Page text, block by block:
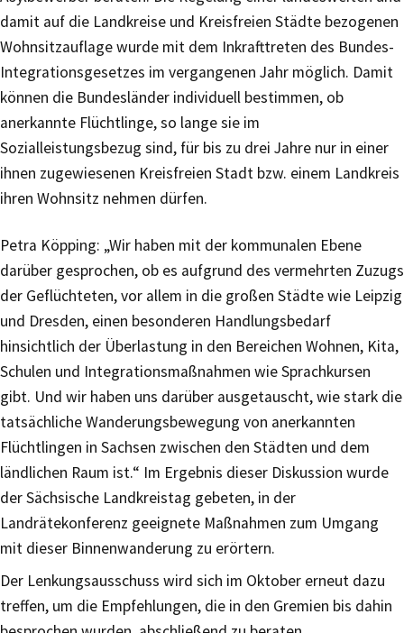
damit auf die Landkreise und Kreisfreien Städte bezogenen
Wohnsitzauflage wurde mit dem Inkrafttreten des Bundes-
Integrationsgesetzes im vergangenen Jahr möglich. Damit
können die Bundesländer individuell bestimmen, ob
anerkannte Flüchtlinge, so lange sie im
Sozialleistungsbezug sind, für bis zu drei Jahre nur in einer
ihnen zugewiesenen Kreisfreien Stadt bzw. einem Landkreis
ihren Wohnsitz nehmen dürfen.
Petra Köpping: „Wir haben mit der kommunalen Ebene
darüber gesprochen, ob es aufgrund des vermehrten Zuzugs
der Geflüchteten, vor allem in die großen Städte wie Leipzig
und Dresden, einen besonderen Handlungsbedarf
hinsichtlich der Überlastung in den Bereichen Wohnen, Kita,
Schulen und Integrationsmaßnahmen wie Sprachkursen
gibt. Und wir haben uns darüber ausgetauscht, wie stark die
tatsächliche Wanderungsbewegung von anerkannten
Flüchtlingen in Sachsen zwischen den Städten und dem
ländlichen Raum ist.“ Im Ergebnis dieser Diskussion wurde
der Sächsische Landkreistag gebeten, in der
Landrätekonferenz geeignete Maßnahmen zum Umgang
mit dieser Binnenwanderung zu erörtern.
Der Lenkungsausschuss wird sich im Oktober erneut dazu
treffen, um die Empfehlungen, die in den Gremien bis dahin